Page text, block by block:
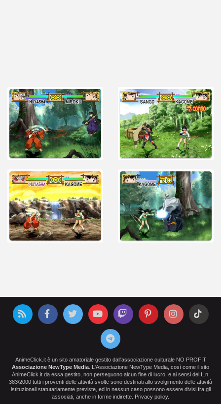
AnimeClick.it è un sito amatoriale gestito dall'associazione culturale NO PROFIT
Associazione NewType Media . L'Associazione NewType Media, così come il sito
AnimeClick.it da essa gestito, non perseguono alcun fine di lucro, e ai sensi del L.n.
383/2000 tutti i proventi delle attività svolte sono destinati allo svolgimento delle attività
istituzionali statutariamente previste, ed in nessun caso possono essere divisi fra gli
associati, anche in forme indirette.
Privacy policy.